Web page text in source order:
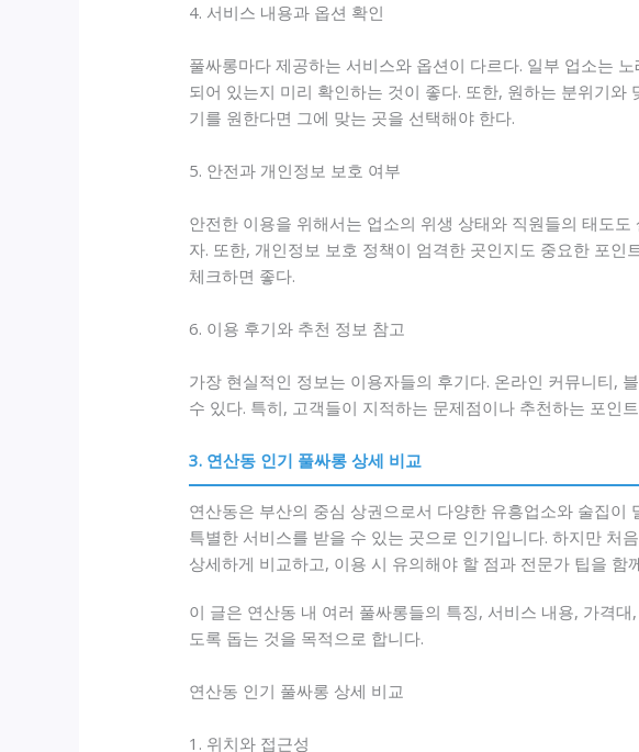
4. 서비스 내용과 옵션 확인
풀싸롱마다 제공하는 서비스와 옵션이 다르다. 일부 업소는
되어 있는지 미리 확인하는 것이 좋다. 또한, 원하는 분위기
기를 원한다면 그에 맞는 곳을 선택해야 한다.
5. 안전과 개인정보 보호 여부
안전한 이용을 위해서는 업소의 위생 상태와 직원들의 태도
자. 또한, 개인정보 보호 정책이 엄격한 곳인지도 중요한 포
체크하면 좋다.
6. 이용 후기와 추천 정보 참고
가장 현실적인 정보는 이용자들의 후기다. 온라인 커뮤니티,
수 있다. 특히, 고객들이 지적하는 문제점이나 추천하는 포인
3. 연산동 인기 풀싸롱 상세 비교
연산동은 부산의 중심 상권으로서 다양한 유흥업소와 술집
특별한 서비스를 받을 수 있는 곳으로 인기입니다. 하지만 처
상세하게 비교하고, 이용 시 유의해야 할 점과 전문가 팁을 함
이 글은 연산동 내 여러 풀싸롱들의 특징, 서비스 내용, 가격
도록 돕는 것을 목적으로 합니다.
연산동 인기 풀싸롱 상세 비교
1. 위치와 접근성